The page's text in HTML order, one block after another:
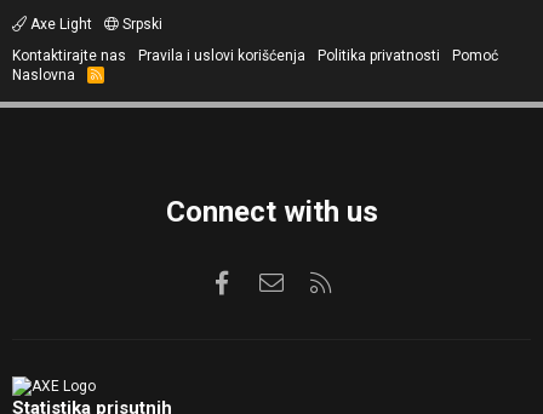
Axe Light
Srpski
Kontaktirajte nas
Pravila i uslovi korišćenja Politika privatnosti
Pomoć
Naslovna
R
S
Connect with us
FacebookKontaktirajte nas
Statistika prisutnih